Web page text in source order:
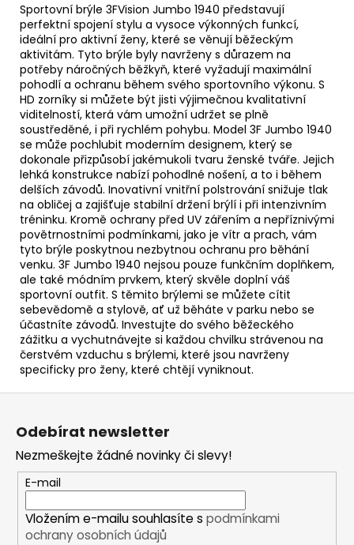
Sportovní brýle 3FVision Jumbo 1940 představují
perfektní spojení stylu a vysoce výkonných funkcí,
ideální pro aktivní ženy, které se věnují běžeckým
aktivitám. Tyto brýle byly navrženy s důrazem na
potřeby náročných běžkyň, které vyžadují maximální
pohodlí a ochranu během svého sportovního výkonu. S
HD zorníky si můžete být jisti výjimečnou kvalitativní
viditelností, která vám umožní udržet se plně
soustředěné, i při rychlém pohybu. Model 3F Jumbo 1940
se může pochlubit moderním designem, který se
dokonale přizpůsobí jakémukoli tvaru ženské tváře. Jejich
lehká konstrukce nabízí pohodlné nošení, a to i během
delších závodů. Inovativní vnitřní polstrování snižuje tlak
na obličej a zajišťuje stabilní držení brýlí i při intenzivním
tréninku. Kromě ochrany před UV zářením a nepříznivými
povětrnostními podmínkami, jako je vítr a prach, vám
tyto brýle poskytnou nezbytnou ochranu pro běhání
venku. 3F Jumbo 1940 nejsou pouze funkčním doplňkem,
ale také módním prvkem, který skvěle doplní váš
sportovní outfit. S těmito brýlemi se můžete cítit
sebevědomě a stylově, ať už běháte v parku nebo se
účastníte závodů. Investujte do svého běžeckého
zážitku a vychutnávejte si každou chvilku strávenou na
čerstvém vzduchu s brýlemi, které jsou navrženy
specificky pro ženy, které chtějí vyniknout.
Z
Odebírat newsletter
Nezmeškejte žádné novinky či slevy!
E-mail
Vložením e-mailu souhlasíte s podmínkami
ochrany osobních údajů